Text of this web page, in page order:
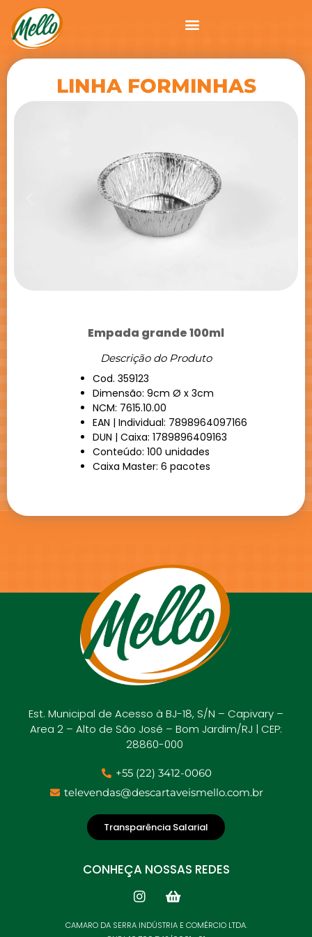
LINHA FORMINHAS
Empada grande 100ml
Descrição do Produto
Cod. 359123
Dimensão: 9cm Ø x 3cm
NCM: 7615.10.00
EAN | Individual: 7898964097166
DUN | Caixa: 1789896409163
Conteúdo: 100 unidades
Caixa Master: 6 pacotes
Est. Municipal de Acesso à BJ-18, S/N – Capivary –
Area 2 – Alto de São José – Bom Jardim/RJ | CEP:
28860-000
+55 (22) 3412-0060
televendas@descartaveismello.com.br
Transparência Salarial
CONHEÇA NOSSAS REDES
CAMARO DA SERRA INDÚSTRIA E COMÉRCIO LTDA.